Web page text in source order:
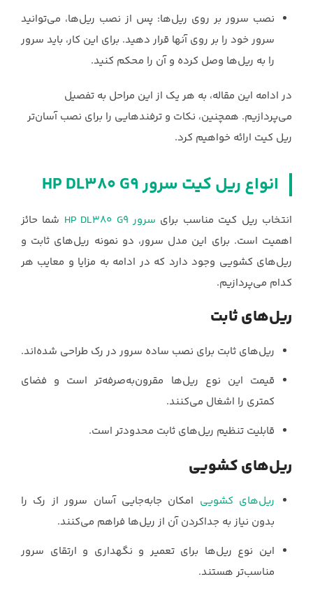
نصب سرور بر روی ریل‌ها: پس از نصب ریل‌ها، می‌توانید
سرور خود را بر روی آنها قرار دهید. برای این کار، باید سرور
را به ریل‌ها وصل کرده و آن را محکم کنید.
در ادامه این مقاله، به هر یک از این مراحل به تفصیل
می‌پردازیم. همچنین، نکات و ترفندهایی را برای نصب آسان‌تر
ریل کیت ارائه خواهیم کرد.
انواع ریل کیت سرور HP DL380 G9
انتخاب ریل کیت مناسب برای سرور HP DL380 G9
شما حائز
اهمیت است. برای این مدل سرور، دو نمونه ریل‌های ثابت و
ریل‌های کشویی وجود دارد که در ادامه به مزایا و معایب هر
کدام می‌پردازیم.
ریل‌های ثابت
ریل‌های ثابت برای نصب ساده سرور در رک طراحی شده‌اند.
قیمت این نوع ریل‌ها مقرون‌به‌صرفه‌تر است و فضای
کمتری را اشغال می‌کنند.
قابلیت تنظیم ریل‌های ثابت محدودتر است.
ریل‌های کشویی
ریل‌های کشویی امکان جابه‌جایی آسان سرور از رک را
بدون نیاز به جداکردن آن از ریل‌ها فراهم می‌کنند.
این نوع ریل‌ها برای تعمیر و نگهداری و ارتقای سرور
مناسب‌تر هستند.